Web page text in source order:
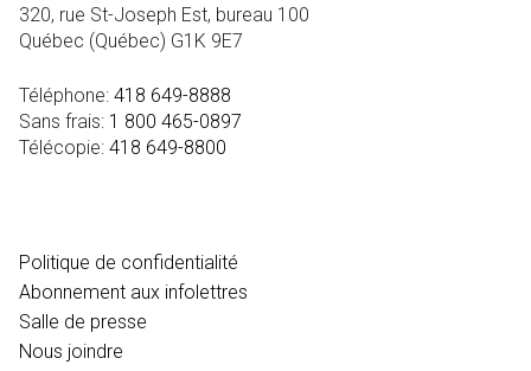
320, rue St-Joseph Est, bureau 100
Québec (Québec) G1K 9E7
Téléphone: 418 649-8888
Sans frais: 1 800 465-0897
Télécopie: 418 649-8800
Politique de confidentialité
Abonnement aux infolettres
Salle de presse
Nous joindre